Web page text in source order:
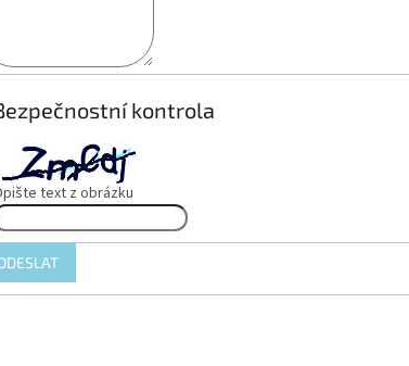
kontrola
text z obrázku